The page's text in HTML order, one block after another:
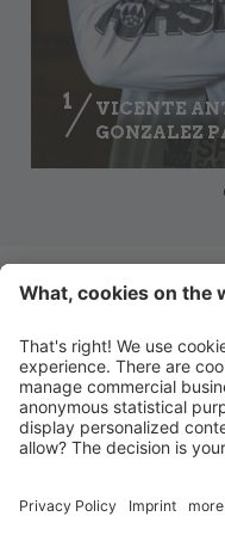
1
VICENTE
GONZALEZ
ZUR TEAM-